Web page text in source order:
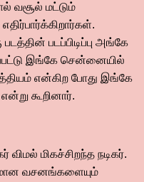
வசூல் மட்டும்
படப்பிடிப்பு அங்கே
இங்கே சென்னையில்
என்கிற போது இங்கே
கூறினார்.
விமல் மிகச்சிறந்த நடிகர்.
வசனங்களையும்